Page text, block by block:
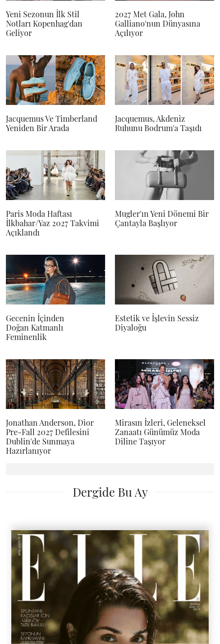
Yeni Sezonun İlk Stil
Notları Kopenhag'dan
Geliyor
2027 Met Gala, John
Galliano'nun Dünyasına
Açılıyor
Jacquemus Ve Timberland
Yeniden Bir Arada
Jacquemus, Akdeniz
Ruhunu Bodrum'a Taşıdı
Paris Moda Haftası
İlkbahar/Yaz 2027 Takvimi
Açıklandı
Mugler'ın Yeni Dönemi Bir
Çantayla Başlıyor
Gecenin İçinden
Doğan Katmanlı
Feminenlik
Estetik ve İşlevin Sessiz
Diyaloğu
Jonathan Anderson, Dior
Pre-Fall 2027 Defilesini
Dublin'de Sunmaya
Hazırlanıyor
Mirasın İzleri, Geleneksel
Zanaatı Günümüz Moda
Diline Taşıyor
Dergide Bu Ay